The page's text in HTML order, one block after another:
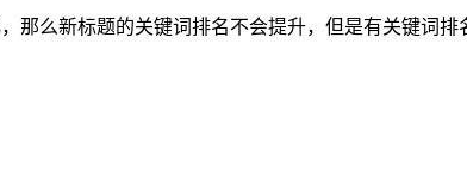
那么新标题的关键词排名不会提升，但是有关键词